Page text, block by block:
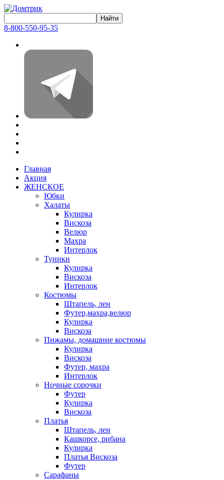
8-800-550-95-35
Главная
Акция
ЖЕНСКОЕ
Юбки
Халаты
Кулирка
Вискоза
Велюр
Махра
Интерлок
Туники
Кулирка
Вискоза
Интерлок
Костюмы
Штапель, лен
Футер,махра,велюр
Кулирка
Вискоза
Пижамы, домашние костюмы
Кулирка
Вискоза
Футер, махра
Интерлок
Ночные сорочки
Футер
Кулирка
Вискоза
Платья
Штапель, лен
Кашкорсе, рибана
Кулирка
Платья Вискоза
Футер
Сарафаны